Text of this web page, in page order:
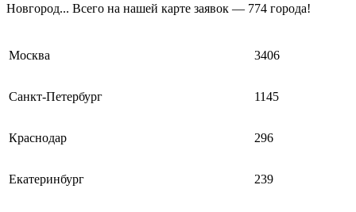
Новгород... Всего на нашей карте заявок — 774 города!
Москва 3406
Санкт-Петербург 1145
Краснодар 296
Екатеринбург 239